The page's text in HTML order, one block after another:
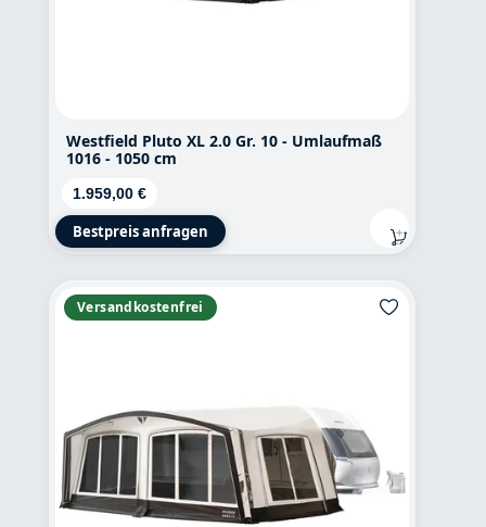
Westfield Pluto XL 2.0 Gr. 10 - Umlaufmaß
1016 - 1050 cm
Regulärer Preis:
1.959,00 €
Bestpreis anfragen
Versandkostenfrei